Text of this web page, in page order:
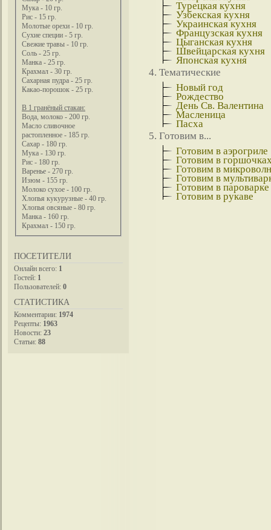
Мука - 10 гр.
Рис - 15 гр.
Молотые орехи - 10 гр.
Сухие специи - 5 гр.
Свежие травы - 10 гр.
Соль - 25 гр.
Манка - 25 гр.
Крахмал - 30 гр.
Сахарная пудра - 25 гр.
Какао-порошок - 25 гр.
В 1 гранёный стакан:
Вода, молоко - 200 гр.
Масло сливочное
растопленное - 185 гр.
Сахар - 180 гр.
Мука - 130 гр.
Рис - 180 гр.
Варенье - 270 гр.
Изюм - 155 гр.
Молоко сухое - 100 гр.
Хлопья кукурузные - 40 гр.
Хлопья овсяные - 80 гр.
Манка - 160 гр.
Крахмал - 150 гр.
ПОСЕТИТЕЛИ
Онлайн всего: 1
Гостей: 1
Пользователей: 0
СТАТИСТИКА
Комментарии: 1974
Рецепты: 1963
Новости: 23
Статьи: 88
Турецкая кухня
Узбекская кухня
Украинская кухня
Французская кухня
Цыганская кухня
Швейцарская кухня
Японская кухня
Тематические
Новый год
Рождество
День Св. Валентина
Масленица
Пасха
Готовим в...
Готовим в аэрогриле
Готовим в
Готовим в
Готовим в
Готовим в пароварке
Готовим в рукаве